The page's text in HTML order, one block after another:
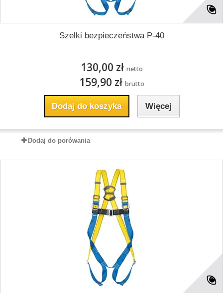
Szelki bezpieczeństwa P-40
130,00 zł netto
159,90 zł brutto
Dodaj do koszyka Więcej
Dodaj do porówania